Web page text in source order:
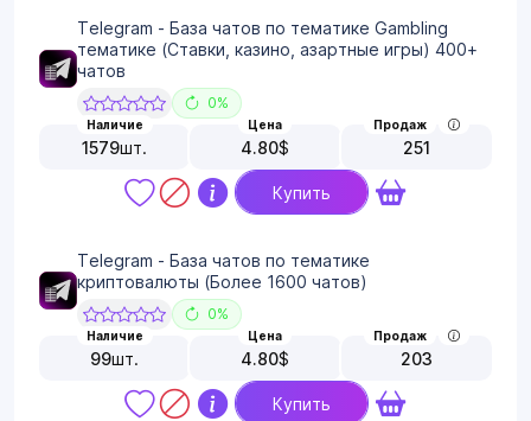
Telegram - База чатов по тематике Gambling
тематике (Ставки, казино, азартные игры) 400+
чатов
0%
Наличие
1579шт.
Цена
4.80$
Продаж
251
Купить
Telegram - База чатов по тематике
криптовалюты (Более 1600 чатов)
0%
Наличие
99шт.
Цена
4.80$
Продаж
203
Купить